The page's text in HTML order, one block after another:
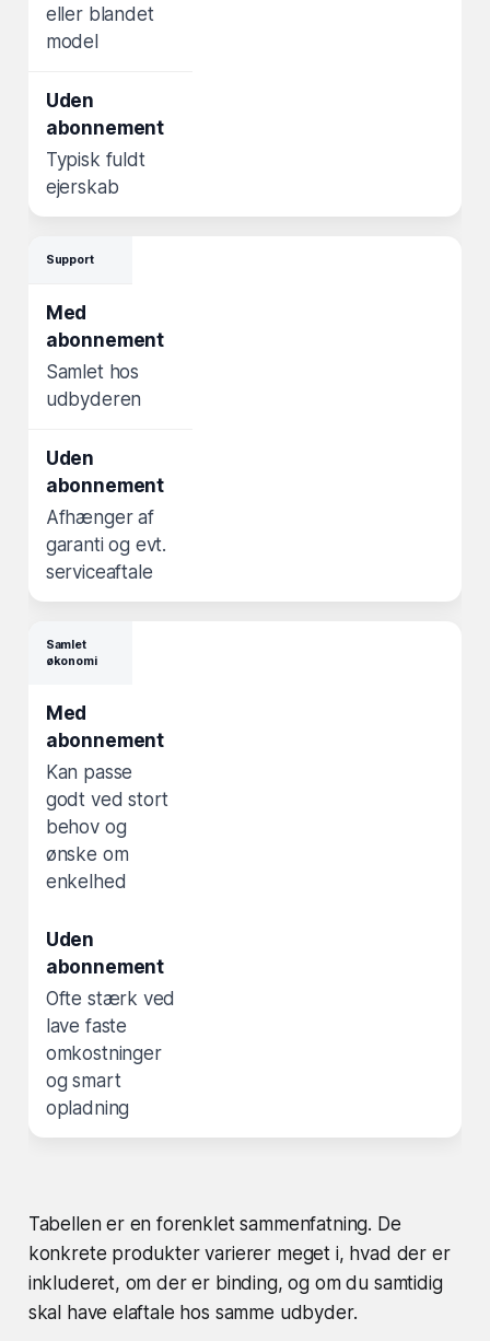
eller blandet
model
Typisk fuldt
ejerskab
Support
Samlet hos
udbyderen
Afhænger af
garanti og evt.
serviceaftale
Samlet
økonomi
Kan passe
godt ved stort
behov og
ønske om
enkelhed
Ofte stærk ved
lave faste
omkostninger
og smart
opladning
Tabellen er en forenklet sammenfatning. De
konkrete produkter varierer meget i, hvad der er
inkluderet, om der er binding, og om du samtidig
skal have elaftale hos samme udbyder.